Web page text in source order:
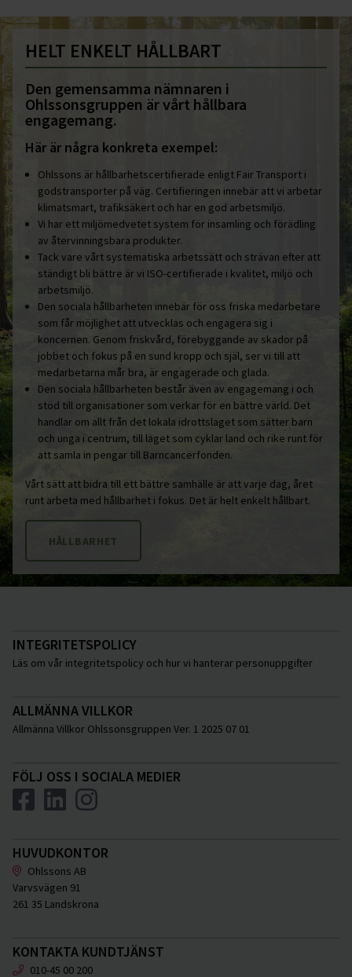
HELT ENKELT HÅLLBART
Den gemensamma nämnaren i
Ohlssonsgruppen är vårt hållbara
engagemang.
Här är några konkreta exempel:
Ohlssons är hållbarhetscertifierade enligt Fair Transport i
godstransporter på väg. Certifieringen innebär att vi arbetar
klimatsmart, trafiksäkert och har en god arbetsmiljö.
Vi har ett miljömedvetet system för insamling och förädling
av återvinningsbara produkter.
Tack vare vårt systematiska arbetssätt och strävan efter att
ständigt bli bättre är vi ISO-certifierade i kvalitet, miljö och
arbetsmiljö.
Den sociala hållbarheten innebär för oss friska medarbetare
som får möjlighet att utvecklas och engagera sig i
koncernen. Genom friskvård, förebyggande av skador på
jobbet och fokus på en sund kropp och själ, ser vi till att
medarbetarna mår bra, är engagerade och glada.
Den sociala hållbarheten består även av engagemang i och
stöd till organisationer som verkar för en bättre värld. Det
handlar om allt från det lokala idrottslaget som sätter barn
och unga i centrum, till laget som cyklar land och rike runt för
att samla in pengar till Barncancerfonden.
Vårt sätt att bidra till ett bättre samhälle är att varje dag, året
runt arbeta med hållbarhet i fokus. Det är helt enkelt hållbart.
HÅLLBARHET
INTEGRITETSPOLICY
Läs om vår integritetspolicy och hur vi hanterar personuppgifter
ALLMÄNNA VILLKOR
Allmänna Villkor Ohlssonsgruppen Ver. 1 2025 07 01
FÖLJ OSS I SOCIALA MEDIER
HUVUDKONTOR
Ohlssons AB
Varvsvägen 91
261 35 Landskrona
KONTAKTA KUNDTJÄNST
010-45 00 200